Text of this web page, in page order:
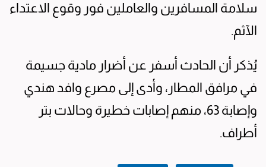
سلامة المسافرين والعاملين فور وقوع الاعتداء
الآثم.
يُذكر أن الحادث أسفر عن أضرار مادية جسيمة
في مرافق المطار، وأدى إلى مصرع وافد هندي
وإصابة 63، منهم إصابات خطيرة وحالات بتر
أطراف.